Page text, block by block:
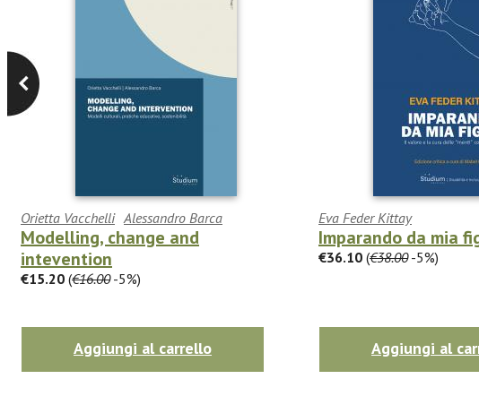
Orietta Vacchelli Alessandro Barca
Modelling, change and
intevention
€15.20 (€16.00-5%)
Aggiungi al carrello
Eva Feder Kittay
Imparando da mia
€36.10 (€38.00-5%)
Aggiungi al